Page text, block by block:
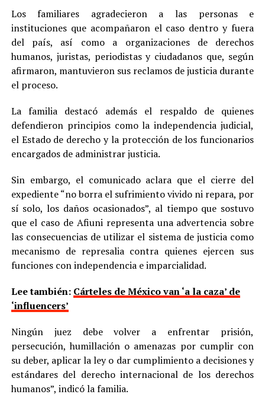
Los familiares agradecieron a las personas e
instituciones que acompañaron el caso dentro y fuera
del país, así como a organizaciones de derechos
humanos, juristas, periodistas y ciudadanos que, según
afirmaron, mantuvieron sus reclamos de justicia durante
el proceso.
La familia destacó además el respaldo de quienes
defendieron principios como la independencia judicial,
el Estado de derecho y la protección de los funcionarios
encargados de administrar justicia.
Sin embargo, el comunicado aclara que el cierre del
expediente “no borra el sufrimiento vivido ni repara, por
sí solo, los daños ocasionados”, al tiempo que sostuvo
que el caso de Afiuni representa una advertencia sobre
las consecuencias de utilizar el sistema de justicia como
mecanismo de represalia contra quienes ejercen sus
funciones con independencia e imparcialidad.
Lee también: Cárteles de México van ‘a la caza’ de
‘influencers’
Ningún juez debe volver a enfrentar prisión,
persecución, humillación o amenazas por cumplir con
su deber, aplicar la ley o dar cumplimiento a decisiones y
estándares del derecho internacional de los derechos
humanos”, indicó la familia.